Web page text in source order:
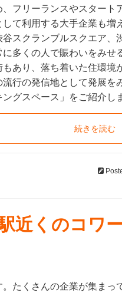
フリーランスやスタート
て利用する大手企業も増
スクランブルスクエア、
多くの人で賑わいをみせ
あり、落ち着いた住環境
行の発信地として発展を
グスペース」をご紹介し
続きを読む
近くのコワ
たくさんの企業が集まっ